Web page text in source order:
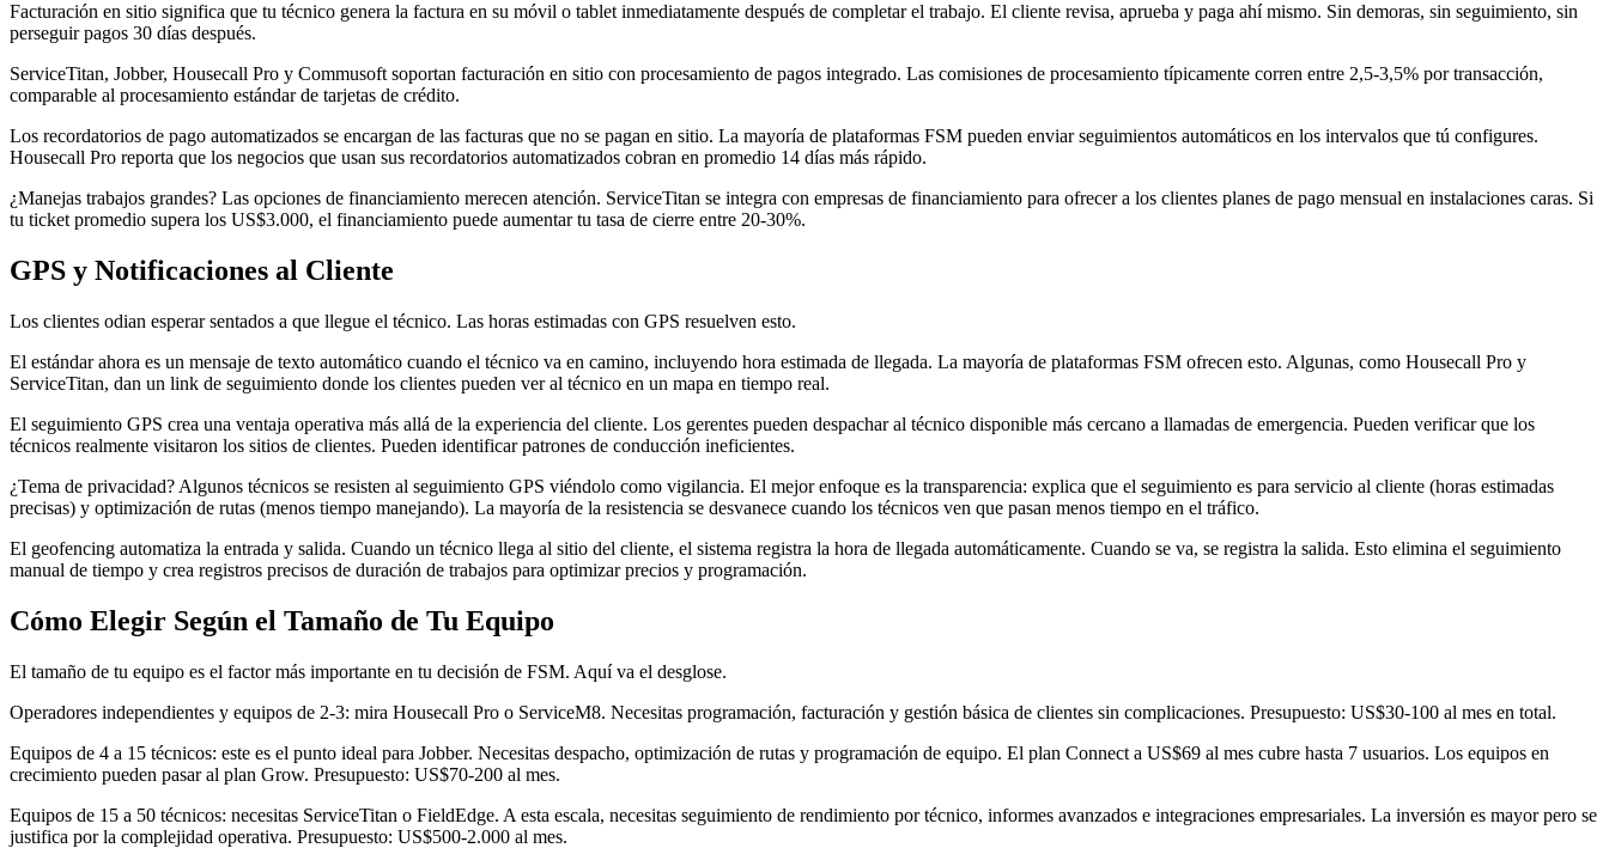
Facturación en sitio significa que tu técnico genera la factura en su móvil o tablet inmediatamente después de completar el trabajo. El cliente revisa, aprueba y paga ahí mismo. Sin demoras, sin seguimiento, sin
perseguir pagos 30 días después.
ServiceTitan, Jobber, Housecall Pro y Commusoft soportan facturación en sitio con procesamiento de pagos integrado. Las comisiones de procesamiento típicamente corren entre 2,5-3,5% por transacción,
comparable al procesamiento estándar de tarjetas de crédito.
Los recordatorios de pago automatizados se encargan de las facturas que no se pagan en sitio. La mayoría de plataformas FSM pueden enviar seguimientos automáticos en los intervalos que tú configures.
Housecall Pro reporta que los negocios que usan sus recordatorios automatizados cobran en promedio 14 días más rápido.
¿Manejas trabajos grandes? Las opciones de financiamiento merecen atención. ServiceTitan se integra con empresas de financiamiento para ofrecer a los clientes planes de pago mensual en instalaciones caras. Si
tu ticket promedio supera los US$3.000, el financiamiento puede aumentar tu tasa de cierre entre 20-30%.
GPS y Notificaciones al Cliente
Los clientes odian esperar sentados a que llegue el técnico. Las horas estimadas con GPS resuelven esto.
El estándar ahora es un mensaje de texto automático cuando el técnico va en camino, incluyendo hora estimada de llegada. La mayoría de plataformas FSM ofrecen esto. Algunas, como Housecall Pro y
ServiceTitan, dan un link de seguimiento donde los clientes pueden ver al técnico en un mapa en tiempo real.
El seguimiento GPS crea una ventaja operativa más allá de la experiencia del cliente. Los gerentes pueden despachar al técnico disponible más cercano a llamadas de emergencia. Pueden verificar que los
técnicos realmente visitaron los sitios de clientes. Pueden identificar patrones de conducción ineficientes.
¿Tema de privacidad? Algunos técnicos se resisten al seguimiento GPS viéndolo como vigilancia. El mejor enfoque es la transparencia: explica que el seguimiento es para servicio al cliente (horas estimadas
precisas) y optimización de rutas (menos tiempo manejando). La mayoría de la resistencia se desvanece cuando los técnicos ven que pasan menos tiempo en el tráfico.
El geofencing automatiza la entrada y salida. Cuando un técnico llega al sitio del cliente, el sistema registra la hora de llegada automáticamente. Cuando se va, se registra la salida. Esto elimina el seguimiento
manual de tiempo y crea registros precisos de duración de trabajos para optimizar precios y programación.
Cómo Elegir Según el Tamaño de Tu Equipo
El tamaño de tu equipo es el factor más importante en tu decisión de FSM. Aquí va el desglose.
Operadores independientes y equipos de 2-3: mira Housecall Pro o ServiceM8. Necesitas programación, facturación y gestión básica de clientes sin complicaciones. Presupuesto: US$30-100 al mes en total.
Equipos de 4 a 15 técnicos: este es el punto ideal para Jobber. Necesitas despacho, optimización de rutas y programación de equipo. El plan Connect a US$69 al mes cubre hasta 7 usuarios. Los equipos en
crecimiento pueden pasar al plan Grow. Presupuesto: US$70-200 al mes.
Equipos de 15 a 50 técnicos: necesitas ServiceTitan o FieldEdge. A esta escala, necesitas seguimiento de rendimiento por técnico, informes avanzados e integraciones empresariales. La inversión es mayor pero se
justifica por la complejidad operativa. Presupuesto: US$500-2.000 al mes.